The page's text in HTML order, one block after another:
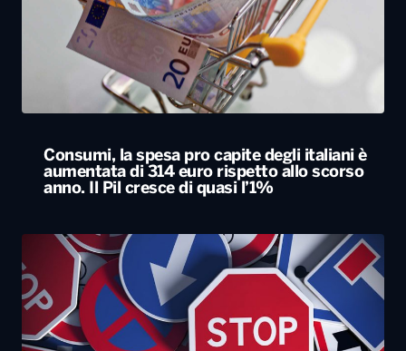
Consumi, la spesa pro capite degli italiani è
aumentata di 314 euro rispetto allo scorso
anno. Il Pil cresce di quasi l’1%